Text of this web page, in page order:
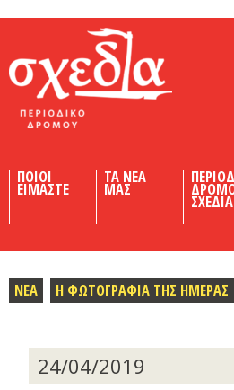
ΠΟΙΟΙ
ΕΙΜΑΣΤΕ
ΤΑ ΝΕΑ
ΜΑΣ
ΣΧΕΔΙΑ
ΝΕΑ Η ΦΩΤΟΓΡΑΦΙΑ ΤΗΣ ΗΜΕΡΑΣ
24/04/2019